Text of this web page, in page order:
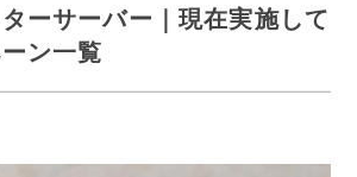
ーサーバー｜現在実施して
ン一覧